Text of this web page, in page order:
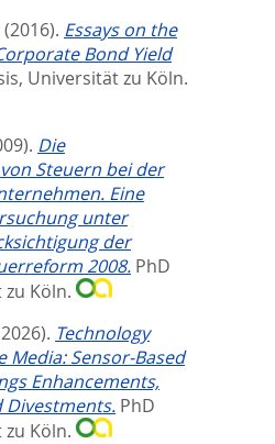
(2016). Essays on the
Bond Yield
Universität zu Köln.
Die
Steuern bei der
Eine
unter
der
2008. PhD
Köln.
Technology
Sensor-Based
Enhancements,
Divestments. PhD
Köln.